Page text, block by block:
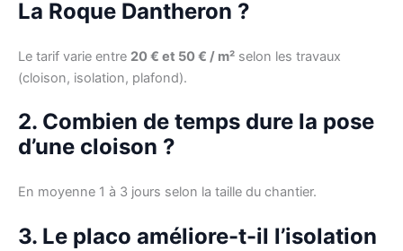
La Roque Dantheron ?
Le tarif varie entre 20 € et 50 € / m² selon les travaux
(cloison, isolation, plafond).
2. Combien de temps dure la pose
d’une cloison ?
En moyenne 1 à 3 jours selon la taille du chantier.
3. Le placo améliore-t-il l’isolation